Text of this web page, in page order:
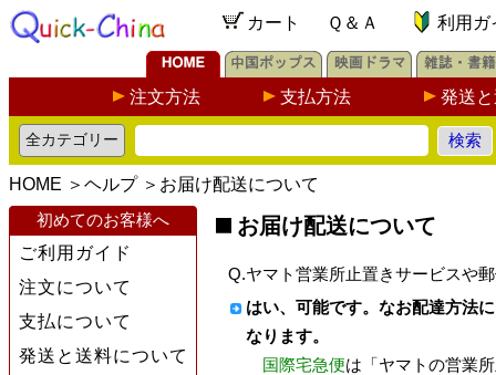
カート Ｑ＆Ａ 利用ガ
注文方法 支払方法 発送
HOME ＞ ヘルプ＞ お届け配送について
初めてのお客様へ
ご利用ガイド
注文について
支払について
発送と送料について
お届け配送について
Q.ヤマト営業所止置きサービスや
はい、可能です。なお配達方法
なります。
国際宅急便は「ヤマトの営業